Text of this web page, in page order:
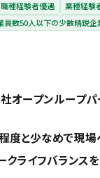
職種経験者優遇 業種経験
員数50人以下の少数精鋭企
オープンループ
度と少なめで現
ライフバランス